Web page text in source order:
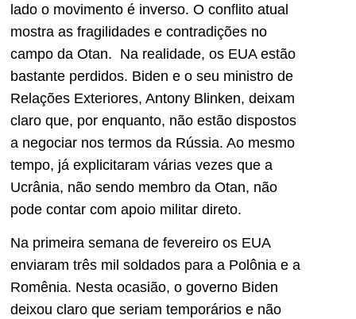
lado o movimento é inverso. O conflito atual
mostra as fragilidades e contradições no
campo da Otan. Na realidade, os EUA estão
bastante perdidos. Biden e o seu ministro de
Relações Exteriores, Antony Blinken, deixam
claro que, por enquanto, não estão dispostos
a negociar nos termos da Rússia. Ao mesmo
tempo, já explicitaram várias vezes que a
Ucrânia, não sendo membro da Otan, não
pode contar com apoio militar direto.
Na primeira semana de fevereiro os EUA
enviaram três mil soldados para a Polônia e a
Romênia. Nesta ocasião, o governo Biden
deixou claro que seriam temporários e não